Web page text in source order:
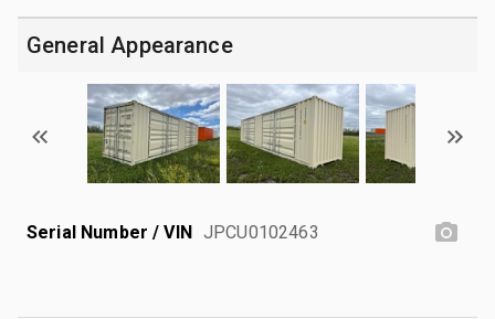
General Appearance
Serial Number / VIN JPCU0102463